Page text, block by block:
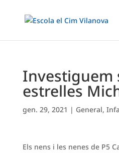
Investiguem
estrelles
gen. 29, 2021 | General,
Els nens i les nenes de P5